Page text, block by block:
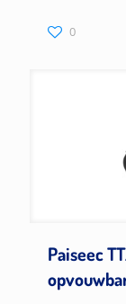
0
Paiseec